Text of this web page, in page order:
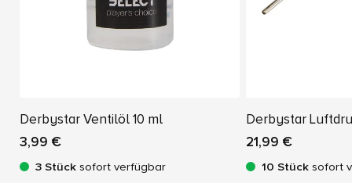
Derbystar Ventilöl 10 ml
3,99 €
3 Stück sofort verfügbar
Derbystar
21,99 €
10 Stück sofort